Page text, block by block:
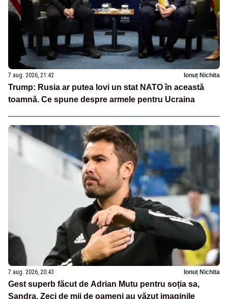
7 aug. 2026, 21:42 Ionuț Nichita
Trump: Rusia ar putea lovi un stat NATO în această
toamnă. Ce spune despre armele pentru Ucraina
7 aug. 2026, 20:43 Ionuț Nichita
Gest superb făcut de Adrian Mutu pentru soția sa,
Sandra. Zeci de mii de oameni au văzut imaginile